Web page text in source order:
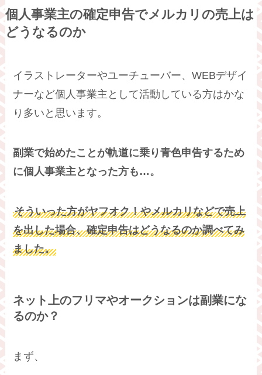
個人事業主の確定申告でメルカリの売上は
どうなるのか
イラストレーターやユーチューバー、WEBデザイ
ナーなど個人事業主として活動している方はかな
り多いと思います。
副業で始めたことが軌道に乗り青色申告するため
に個人事業主となった方も…。
そういった方がヤフオク！やメルカリなどで売上
を出した場合、確定申告はどうなるのか調べてみ
ました。
ネット上のフリマやオークションは副業にな
るのか？
まず、